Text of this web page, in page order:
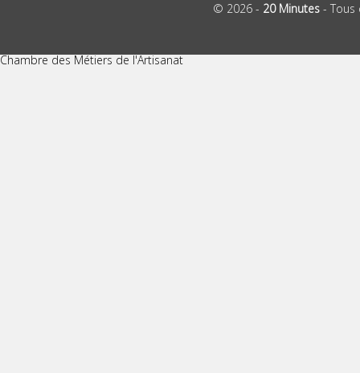
© 2026 - 20 Minutes -
Chambre des Métiers de l'Artisanat